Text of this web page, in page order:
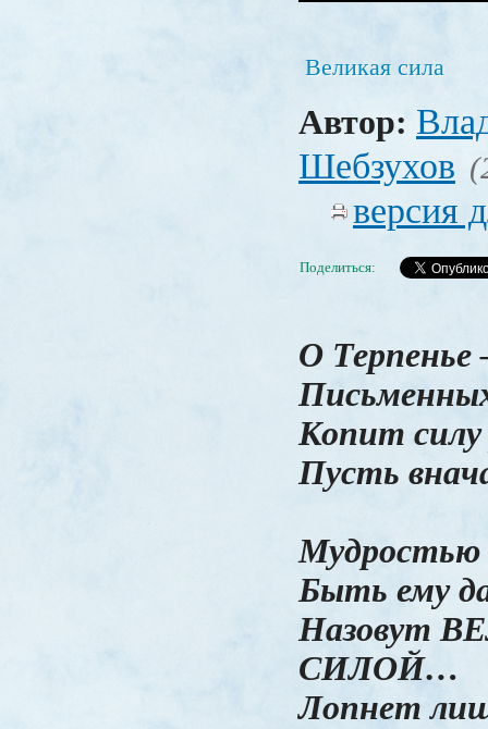
Великая сила
Автор:
Шебзухов
версия
Поделиться:
О Терпенье
Копит силу
Пусть
Мудростью
Быть ему
Назовут
СИЛОЙ…
Лопнет